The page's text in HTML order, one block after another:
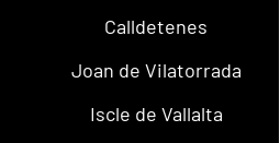
Calldetenes
Joan de Vilatorrada
Iscle de Vallalta